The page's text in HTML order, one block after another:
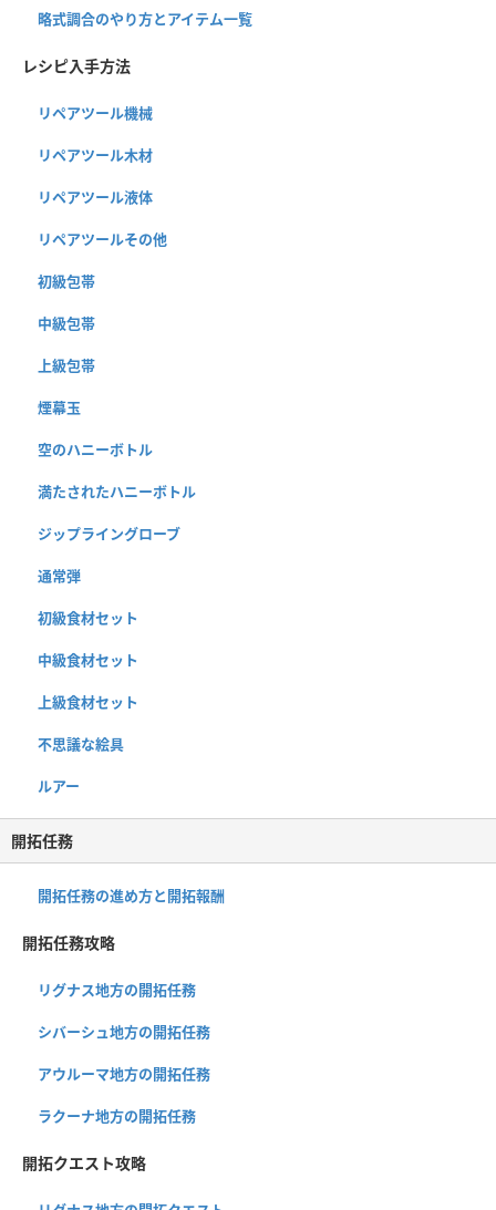
略式調合のやり方とアイテム一覧
レシピ入手方法
リペアツール機械
リペアツール木材
リペアツール液体
リペアツールその他
初級包帯
中級包帯
上級包帯
煙幕玉
空のハニーボトル
満たされたハニーボトル
ジップライングローブ
通常弾
初級食材セット
中級食材セット
上級食材セット
不思議な絵具
ルアー
開拓任務
開拓任務の進め方と開拓報酬
開拓任務攻略
リグナス地方の開拓任務
シバーシュ地方の開拓任務
アウルーマ地方の開拓任務
ラクーナ地方の開拓任務
開拓クエスト攻略